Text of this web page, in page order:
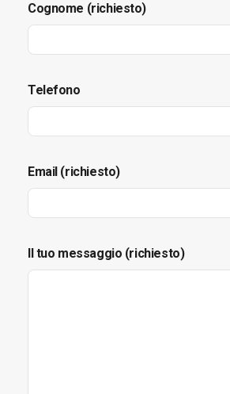
Cognome (richiesto)
Telefono
Email (richiesto)
Il tuo messaggio (richiesto)